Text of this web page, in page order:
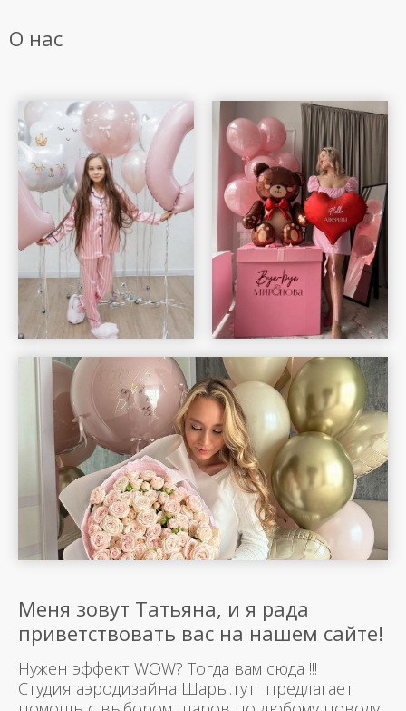
О нас
Меня зовут Татьяна, и я рада
приветствовать вас на нашем сайте!
Нужен эффект WOW? Тогда вам сюда !!!
Студия аэродизайна Шары.тут предлагает